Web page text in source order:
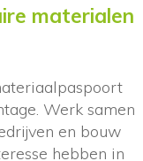
materialen
Werk samen
en bouw
hebben in